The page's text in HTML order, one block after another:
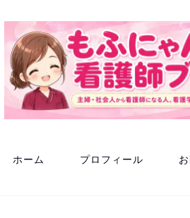
ホーム プロフィール